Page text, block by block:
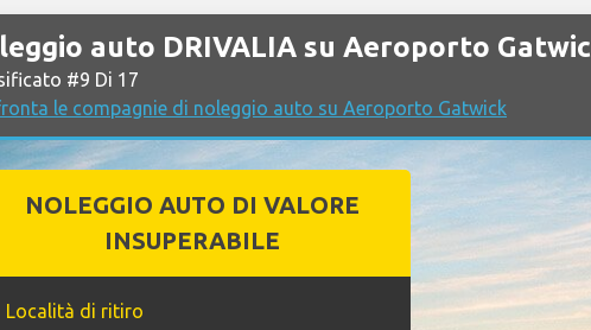
auto DRIVALIA su Aeroporto
#9 Di 17
le compagnie di noleggio auto su Aeroporto Gatwick
NOLEGGIO AUTO DI VALORE
INSUPERABILE
Località di ritiro